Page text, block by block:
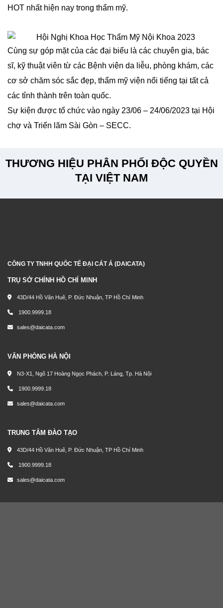
HOT nhất hiện nay trong thẩm mỹ.
Cùng sự góp mặt của các đại biểu là các chuyên gia, bác
sĩ, kỹ thuật viên từ các Bệnh viện da liễu, phòng khám, các
cơ sở chăm sóc sắc đẹp, thẩm mỹ viện nổi tiếng tại tất cả
các tỉnh thành trên toàn quốc.
Sự kiện được tổ chức vào ngày 23/06 – 24/06/2023 tại Hội
chợ và Triển lãm Sài Gòn – SECC.
THƯƠNG HIỆU PHÂN PHỐI ĐỘC QUYỀN
TẠI VIỆT NAM
CÔNG TY TNHH QUỐC TẾ ĐẠI CÁT Á (DAICATA)
TRỤ SỞ CHÍNH HỒ CHÍ MINH
43D/44 Hồ Văn Huê, P. Đức Nhuận, TP Hồ Chí Minh
1900.9999.18
sales@daicata.com
VĂN PHÒNG HÀ NỘI
N3-X1, Ngõ 17 Hoàng Ngọc Phách, P. Láng, Tp. Hà Nội
1900.9999.18
sales@daicata.com
TRUNG TÂM ĐÀO TẠO
43D/44 Hồ Văn Huê, P. Đức Nhuận, TP Hồ Chí Minh
1900.9999.18
sales@daicata.com